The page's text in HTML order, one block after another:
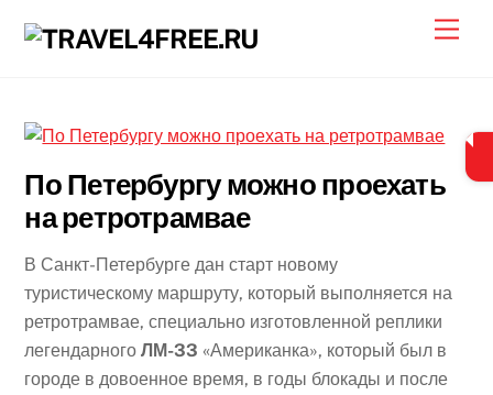
По Петербургу можно проехать
на ретротрамвае
В Санкт-Петербурге дан старт новому
туристическому маршруту, который выполняется на
ретротрамвае, специально изготовленной реплики
легендарногоЛМ-33 «Американка», который был в
городе в довоенное время, в годы блокады и после